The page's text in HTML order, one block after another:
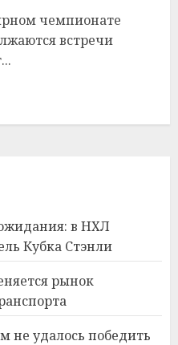
чемпионате
встречи
в НХЛ
Кубка Стэнли
рынок
не удалось победить